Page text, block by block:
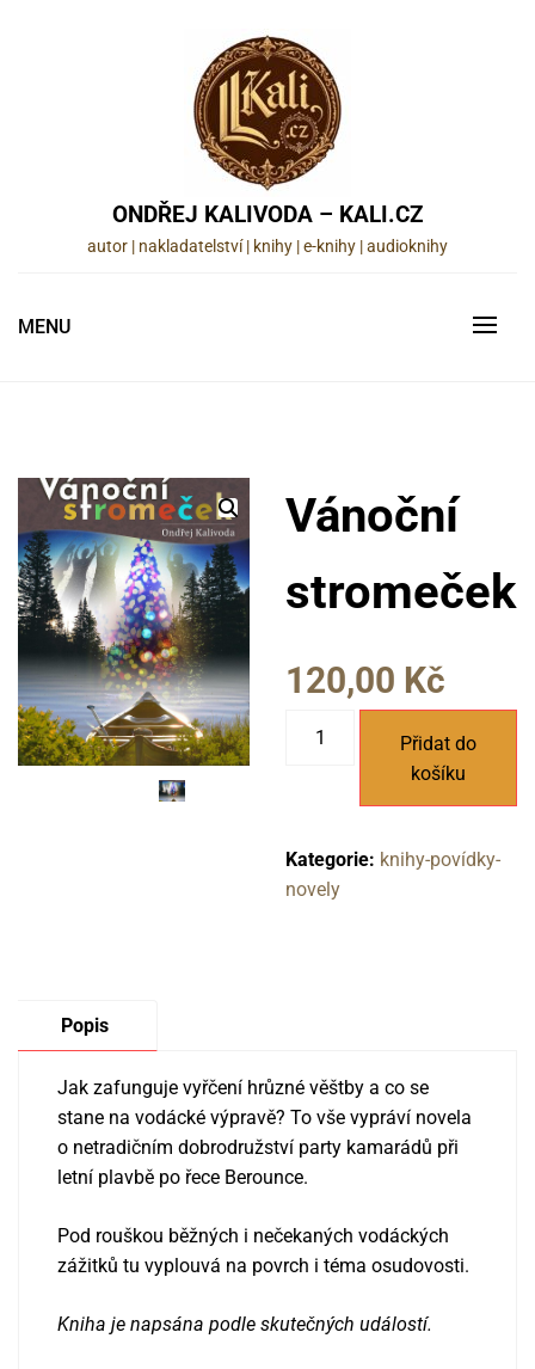
ONDŘEJ KALIVODA – KALI.CZ
autor | nakladatelství | knihy | e-knihy | audioknihy
MENU
Vánoční
stromeček
120,00 Kč
Přidat do
košíku
Kategorie: knihy-povídky-
novely
Popis
Jak zafunguje vyřčení hrůzné věštby a co se
stane na vodácké výpravě? To vše vypráví novela
o netradičním dobrodružství party kamarádů při
letní plavbě po řece Berounce.
Pod rouškou běžných i nečekaných vodáckých
zážitků tu vyplouvá na povrch i téma osudovosti.
Kniha je napsána podle skutečných událostí.